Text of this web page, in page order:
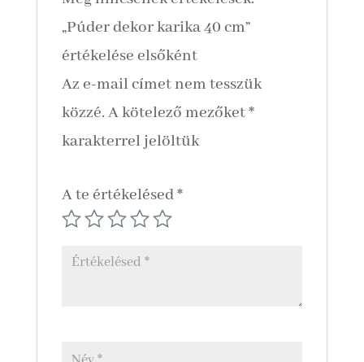
„Púder dekor karika 40 cm”
értékelése elsőként
Az e-mail címet nem tesszük
közzé. A kötelező mezőket*
karakterrel jelöltük
A te értékelésed*